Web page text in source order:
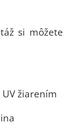
si môžete
žiarením